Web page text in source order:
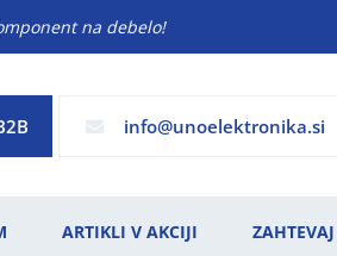
na debelo!
info unoelektronika.si
ARTIKLI V AKCIJI